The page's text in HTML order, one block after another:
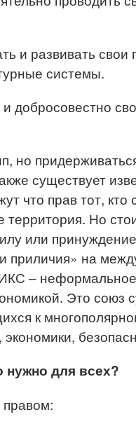
и развивать свои
системы.
добросовестно
но
существует
что прав тот, кто
Но
или
приличия» на
–
Это союз
к
нужно для всех?